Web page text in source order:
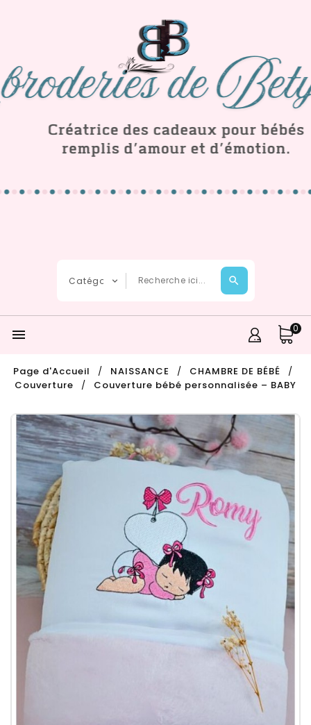
 0
Page d'Accueil NAISSANCE
CHAMBRE DE BÉBÉ
Couverture
Couverture bébé personnalisée – BABY